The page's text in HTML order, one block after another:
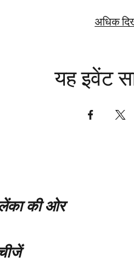
अधिक
यह इवेंट
की ओर